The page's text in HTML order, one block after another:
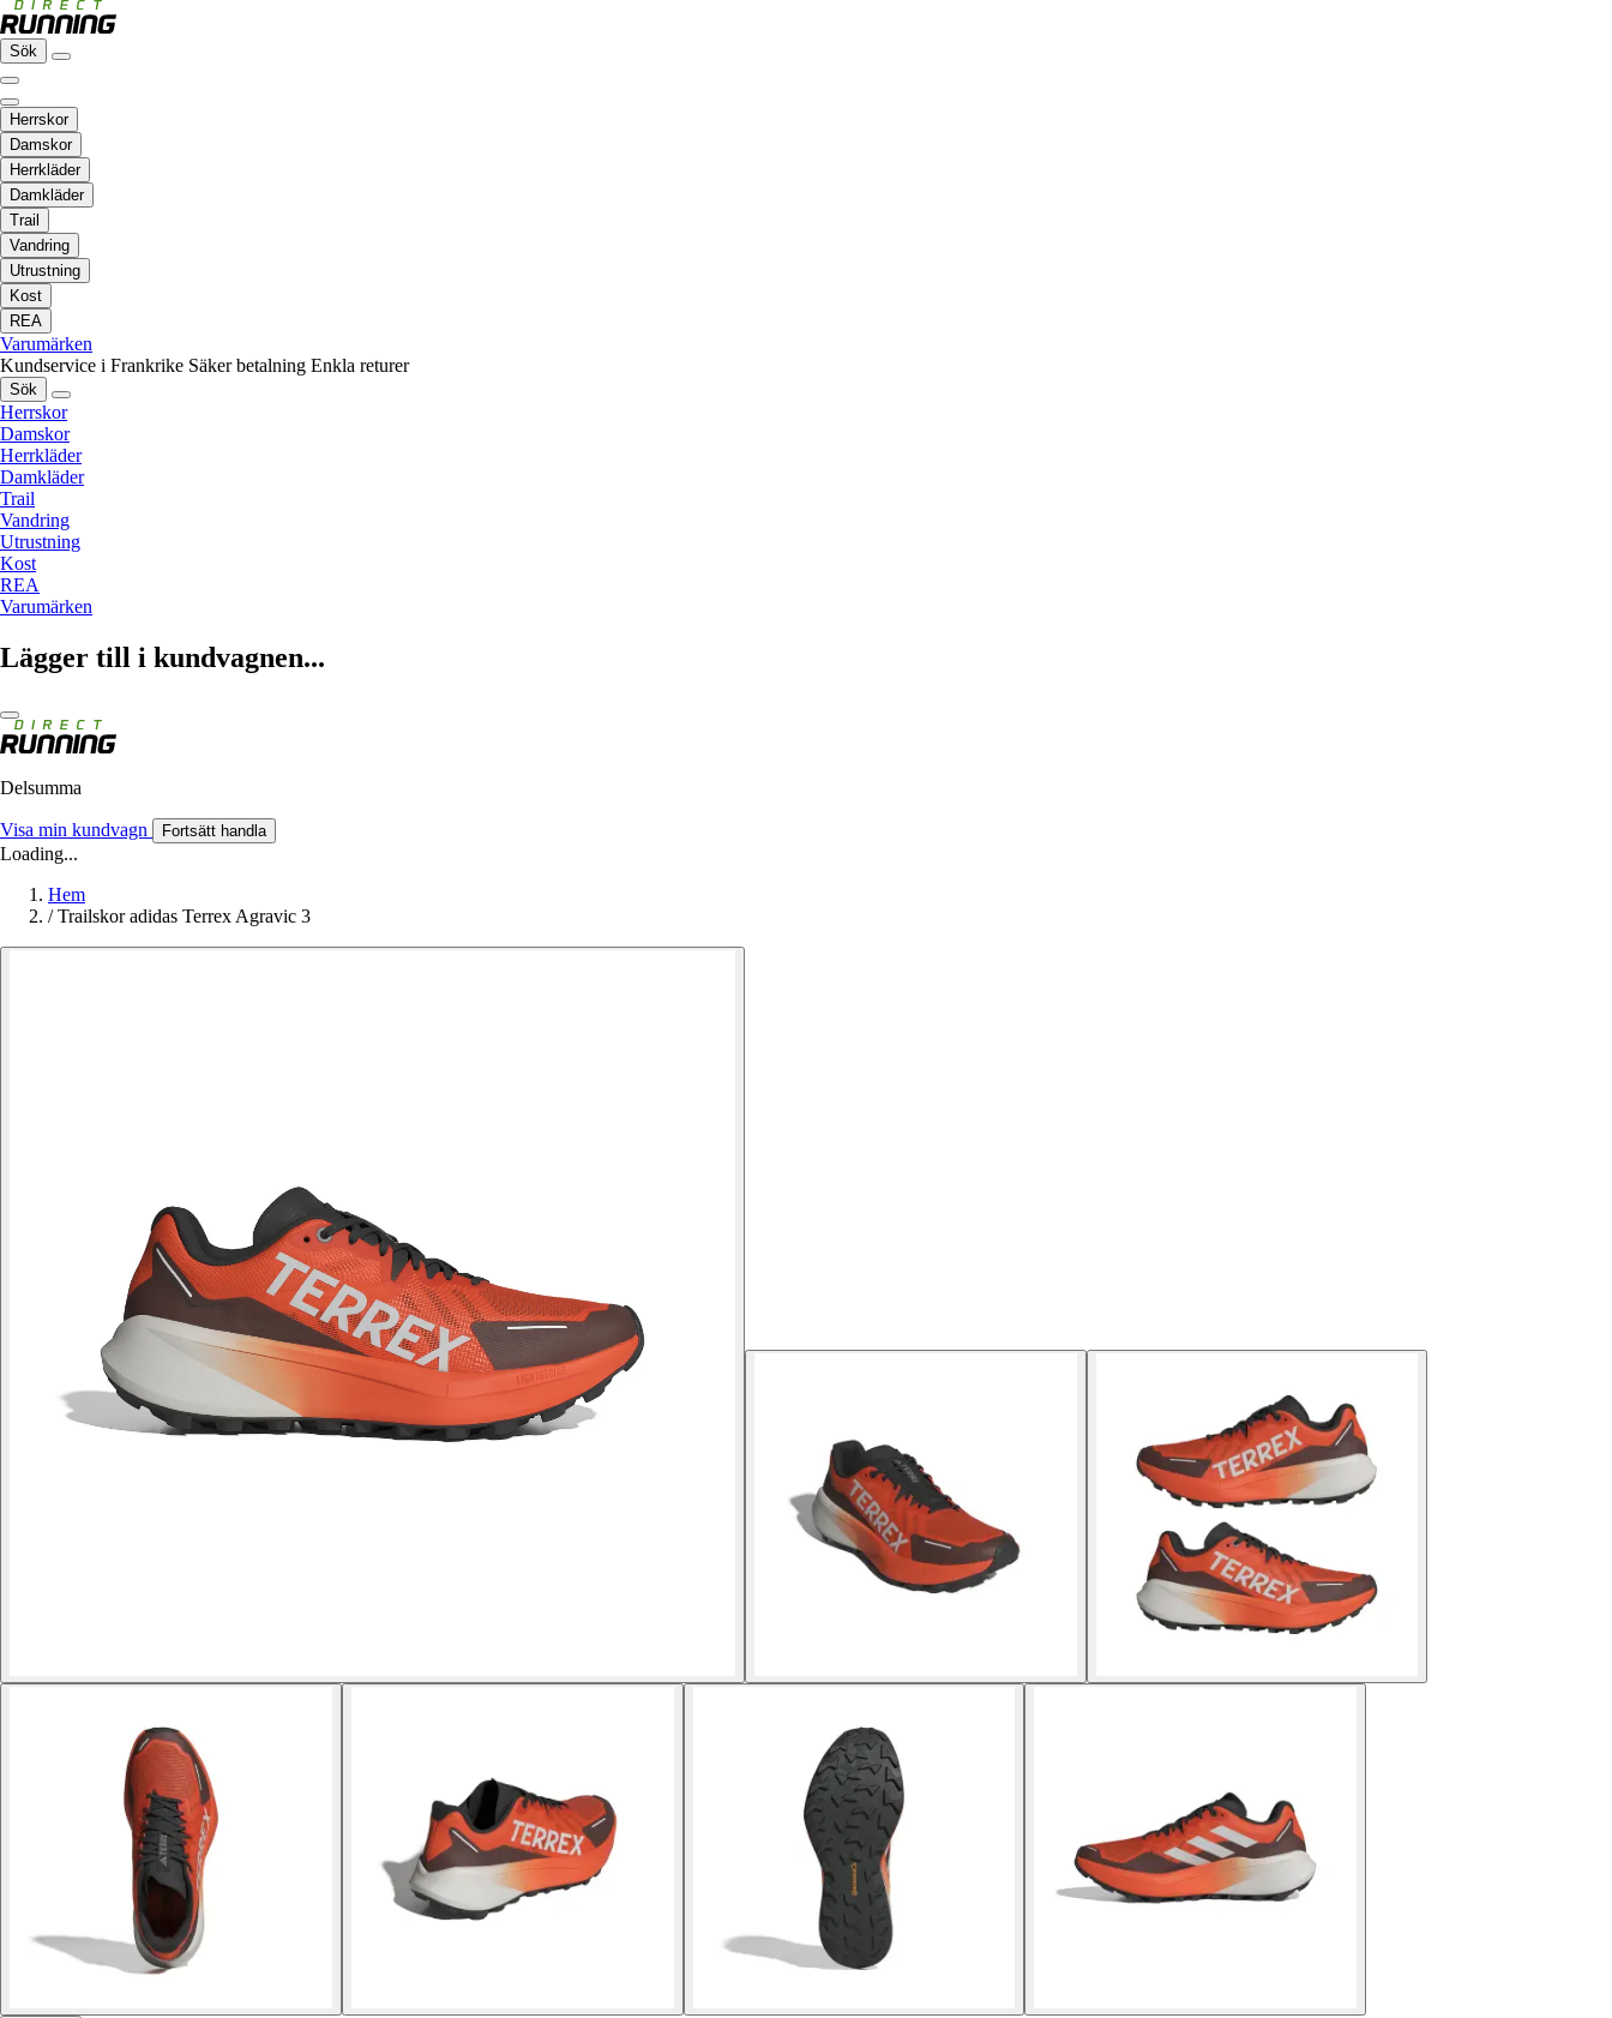
Sök
Herrskor
Damskor
Herrkläder
Damkläder
Trail
Vandring
Utrustning
Kost
REA
Varumärken
Kundservice i Frankrike Säker betalning Enkla returer
Sök
Herrskor
Damskor
Herrkläder
Damkläder
Trail
Vandring
Utrustning
Kost
REA
Varumärken
Lägger till i kundvagnen...
Delsumma
Visa min kundvagn Fortsätt handla
Loading...
Hem
/ Trailskor adidas Terrex Agravic 3